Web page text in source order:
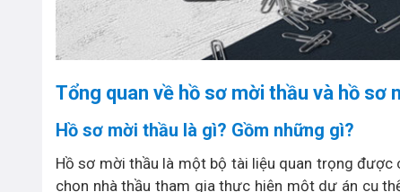
Tổng quan về hồ sơ mời thầu và hồ sơ
Hồ sơ mời thầu là gì? Gồm những gì?
Hồ sơ mời thầu là một bộ tài liệu quan trọng
chọn nhà thầu tham gia thực hiện một dự án cụ